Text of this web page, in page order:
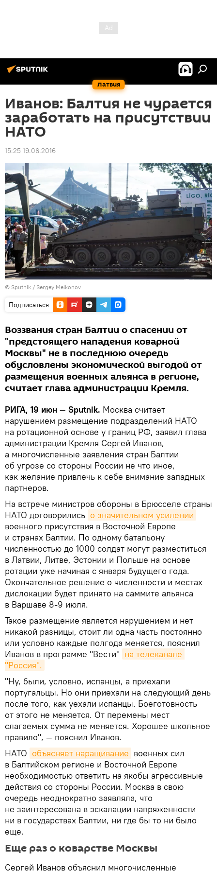
Латвия
Иванов: Балтия не чурается
заработать на присутствии
НАТО
15:25 19.06.2016
© Sputnik / Sergey Melkonov
Подписаться
Воззвания стран Балтии о спасении от
"предстоящего нападения коварной
Москвы" не в последнюю очередь
обусловлены экономической выгодой от
размещения военных альянса в регионе,
считает глава администрации Кремля.
РИГА, 19 июн — Sputnik. Москва считает
нарушением размещение подразделений НАТО
на ротационной основе у границ РФ, заявил глава
администрации Кремля Сергей Иванов,
а многочисленные заявления стран Балтии
об угрозе со стороны России не что иное,
как желание привлечь к себе внимание западных
партнеров.
На встрече министров обороны в Брюсселе страны
НАТО договорились о значительном усилении
военного присутствия в Восточной Европе
и странах Балтии. По одному батальону
численностью до 1000 солдат могут разместиться
в Латвии, Литве, Эстонии и Польше на основе
ротации уже начиная с января будущего года.
Окончательное решение о численности и местах
дислокации будет принято на саммите альянса
в Варшаве 8-9 июля.
Такое размещение является нарушением и нет
никакой разницы, стоит ли одна часть постоянно
или условно каждые полгода меняется, пояснил
Иванов в программе "Вести" на телеканале
"Россия".
"Ну, были, условно, испанцы, а приехали
португальцы. Но они приехали на следующий день
после того, как уехали испанцы. Боеготовность
от этого не меняется. От перемены мест
слагаемых сумма не меняется. Хорошее школьное
правило", — пояснил Иванов.
НАТО объясняет наращивание военных сил
в Балтийском регионе и Восточной Европе
необходимостью ответить на якобы агрессивные
действия со стороны России. Москва в свою
очередь неоднократно заявляла, что
не заинтересована в эскалации напряженности
ни в государствах Балтии, ни где бы то ни было
еще.
Еще раз о коварстве Москвы
Сергей Иванов объяснил многочисленные